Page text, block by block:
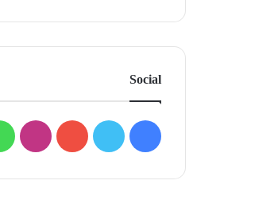
Social
فيسبوك
تويتر يوتيوب